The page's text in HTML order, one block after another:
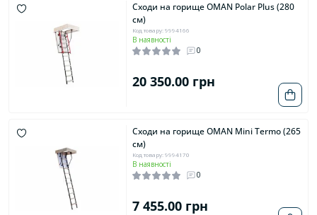
Сходи на горище OMAN Polar Plus (280
см)
Код товару: 9994166
В наявності
0
20 350.00 грн
Сходи на горище OMAN Mini Termo (265
см)
Код товару: 9994170
В наявності
0
7 455.00 грн